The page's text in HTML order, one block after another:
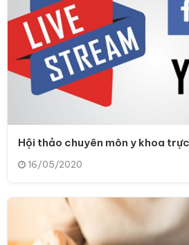
Hội thảo chuyên môn y khoa
16/05/2020